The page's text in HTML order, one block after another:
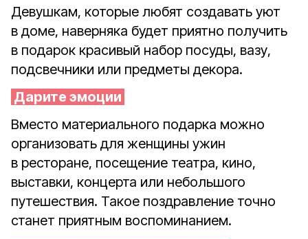
Девушкам, которые любят создавать уют
в доме, наверняка будет приятно получить
в подарок красивый набор посуды, вазу,
подсвечники или предметы декора.
Дарите эмоции
Вместо материального подарка можно
организовать для женщины ужин
в ресторане, посещение театра, кино,
выставки, концерта или небольшого
путешествия. Такое поздравление точно
станет приятным воспоминанием.